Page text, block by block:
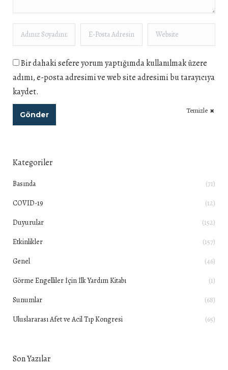
Adınız Soyadınız * E-Posta Adresiniz * Website
Bir dahaki sefere yorum yaptığımda kullanılmak üzere
adımı, e-posta adresimi ve web site adresimi bu tarayıcıya
kaydet.
Temizle
Gönder
Kategoriler
Basında
(71)
COVID-19
(12)
Duyurular
(152)
Etkinlikler
(157)
Genel
(46)
Görme Engelliler İçin İlk Yardım Kitabı
(1)
Sunumlar
(68)
Uluslararası Afet ve Acil Tıp Kongresi
(65)
Son Yazılar